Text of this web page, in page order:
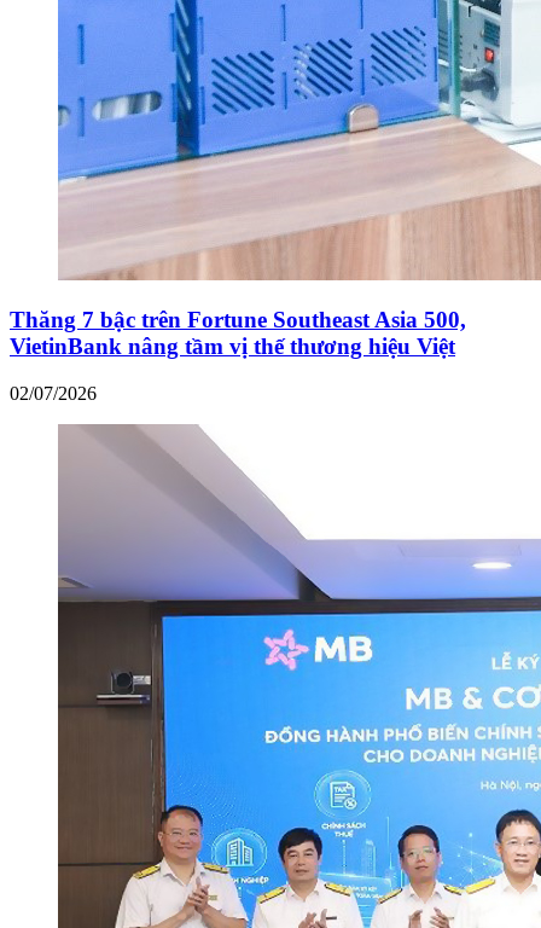
Thăng 7 bậc trên Fortune Southeast Asia 500,
VietinBank nâng tầm vị thế thương hiệu Việt
02/07/2026